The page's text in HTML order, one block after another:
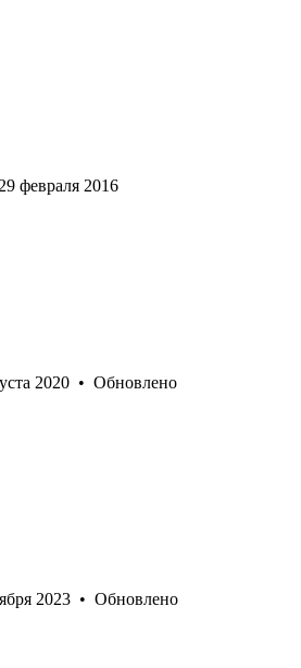
29 февраля 2016
2020 • Обновлено
2023 • Обновлено